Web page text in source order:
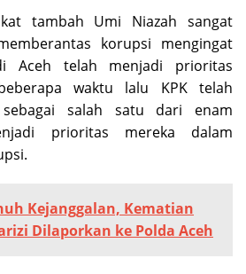
tambah Umi Niazah sangat
korupsi mengingat
Aceh telah menjadi prioritas
waktu lalu KPK telah
sebagai salah satu dari enam
prioritas mereka dalam
Kejanggalan, Kematian
Dilaporkan ke Polda Aceh